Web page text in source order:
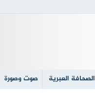
الصحافة العبرية صوت وصورة